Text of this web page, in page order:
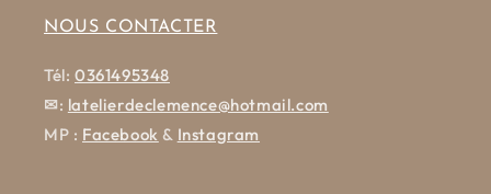
NOUS CONTACTER
Tél:0361495348
✉: latelierdeclemence@hotmail.com
MP : Facebook & Instagram